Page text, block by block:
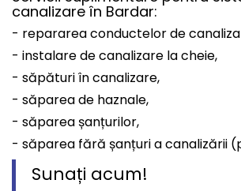
canalizare în Bardar:
- repararea conductelor de
- instalare de canalizare la cheie,
- săpături în canalizare,
- săparea de haznale,
- săparea șanțurilor,
- săparea fără șanțuri a canalizării
Sunați acum!